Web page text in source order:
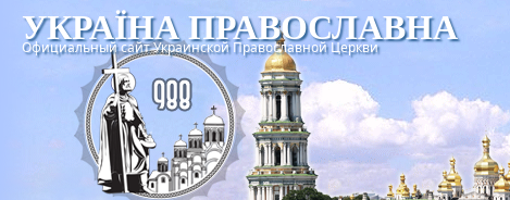
УКРАЇНА ПРАВОСЛАВНА
Официальный сайт Украинской Православной Церкви